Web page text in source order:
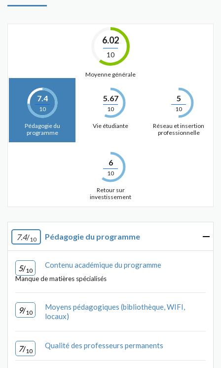
6.02
10
Moyenne générale
7.4
10
Pédagogie du
programme
5.67
10
Vie étudiante
5
10
Réseau et insertion
professionnelle
6
10
Retour sur
investissement
7.4/10 Pédagogie du programme
5/10
Contenu académique du programme
Manque de matières spécialisés
9/10
Moyens pédagogiques (bibliothèque, WIFI,
locaux)
7/10
Qualité des professeurs permanents